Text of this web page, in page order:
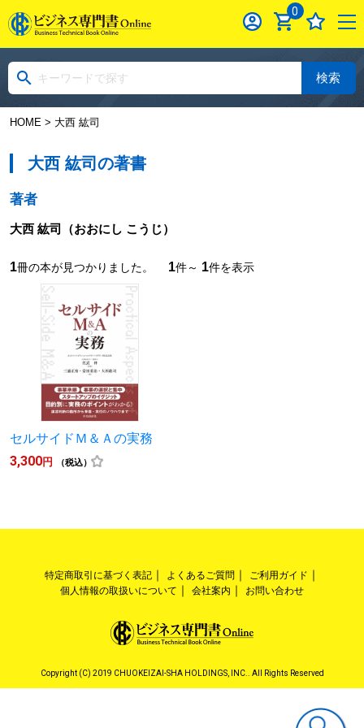
0
検索
HOME> 大西 紘司
大西 紘司の著書
著者
大西 紘司 （おおにし こうじ）
1冊の本が見つかりました。 1件～ 1件を表示
セルサイドＭ＆Ａの実務
3,300円 （税込）
特定商取引に基づく表記 よくあるご質問
ご利用ガイド
個人情報の取扱いについて
会社案内 お問い合わせ
Copyright (C) 2019 CHUOKEIZAI-SHA HOLDINGS, INC.. All Rights Reserved